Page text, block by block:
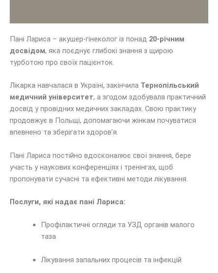
Пані Лариса – акушер-гінеколог із понад 20-річним
досвідом, яка поєднує глибокі знання з щирою
турботою про своїх пацієнток.
Лікарка навчалася в Україні, закінчила Тернопільський
медичний університет, а згодом здобувала практичний
досвід у провідних медичних закладах. Свою практику
продовжує в Польщі, допомагаючи жінкам почуватися
впевнено та зберігати здоров’я.
Пані Лариса постійно вдосконалює свої знання, бере
участь у наукових конференціях і тренінгах, щоб
пропонувати сучасні та ефективні методи лікування.
Послуги, які надає пані Лариса:
Профілактичні огляди та УЗД органів малого
таза
Лікування запальних процесів та інфекцій